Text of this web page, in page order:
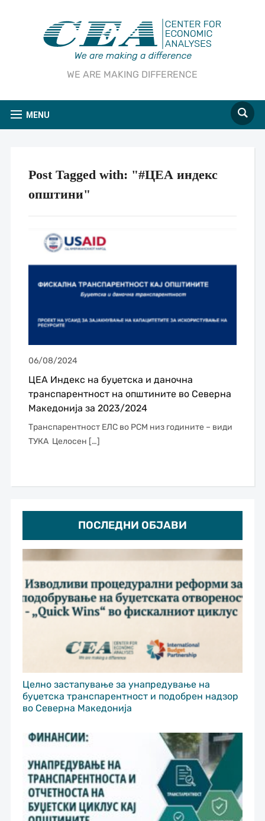
WE ARE MAKING DIFFERENCE
MENU
ПОСЛЕДНИ ОБЈАВИ
Целно застапување за унапредување на
буџетска транспарентност и подобрен надзор
во Северна Македонија
Post Tagged with: "#ЦЕА индекс
општини"
06/08/2024
ЦЕА Индекс на буџетска и даночна
транспарентност на општините во Северна
Македонија за 2023/2024
Транспарентност ЕЛС во РСМ низ годините – види
ТУКА Целосен […]